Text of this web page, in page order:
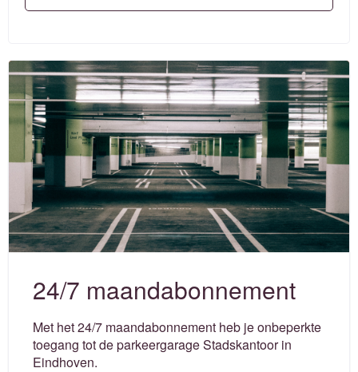
24/7 maandabonnement
Met het 24/7 maandabonnement heb je onbeperkte
toegang tot de parkeergarage Stadskantoor in
Eindhoven.